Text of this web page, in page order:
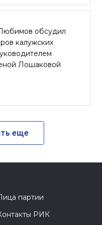
обсудил
калужских
Лошаковой
еще
партии
РИК